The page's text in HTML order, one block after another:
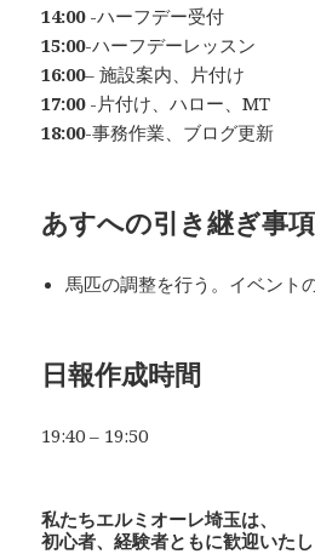
14:00-ハーフデー受付
15:00-ハーフデーレッスン
16:00– 施設案内、片付け
17:00-片付け、ハロー、MT
18:00-事務作業、ブログ更新
あすへの引き継ぎ事項
馬匹の調整を行う。イベント
日報作成時間
19:40 – 19:50
私たちエルミオーレ埼玉は、
初心者、経験者ともに歓迎いたし